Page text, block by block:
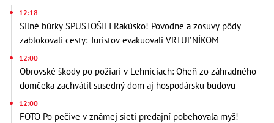
12:18
Silné búrky SPUSTOŠILI Rakúsko! Povodne a zosuvy pôdy
zablokovali cesty: Turistov evakuovali VRTUĽNÍKOM
12:00
Obrovské škody po požiari v Lehniciach: Oheň zo záhradného
domčeka zachvátil susedný dom aj hospodársku budovu
12:00
FOTO Po pečive v známej sieti predajní pobehovala myš!